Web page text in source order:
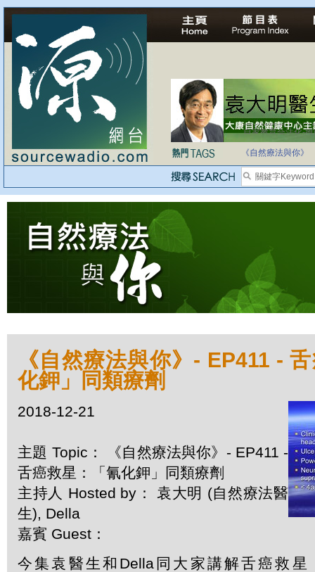
自家教育合法化-
《自然療法與你》
《自然療法與你》- EP411 -
化鉀」同類療劑
2018-12-21
主題 Topic： 《自然療法與你》- EP411 -
舌癌救星：「氰化鉀」同類療劑
主持人 Hosted by： 袁大明 (自然療法醫
生), Della
嘉賓 Guest：
今集袁醫生和Della同大家講解舌癌救星